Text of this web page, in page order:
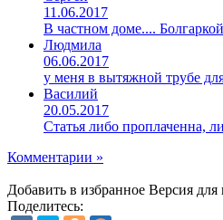
11.06.2017
В частном доме....
Людмила
06.06.2017
у меня в вытяжной трубе
Василий
20.05.2017
Статья либо проплаченна,
Комментарии »
Добавить в избранное Версия для
Поделитесь: